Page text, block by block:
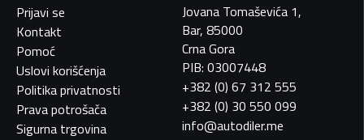
Prijavi se
Kontakt
Pomoć
Uslovi korišćenja
Politika privatnosti
Prava potrošača
Sigurna trgovina
Jovana Tomaševića 1,
Bar, 85000
Crna Gora
PIB: 03007448
+382 (0) 67 312 555
+382 (0) 30 550 099
info@autodiler.me